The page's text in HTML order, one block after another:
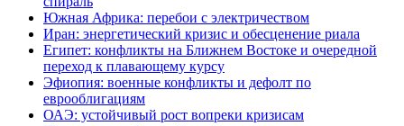
Южная Африка: перебои с электричеством
Иран: энергетический кризис и обесценение риала
Египет: конфликты на Ближнем Востоке и очередной
переход к плавающему курсу
Эфиопия: военные конфликты и дефолт по
еврооблигациям
ОАЭ: устойчивый рост вопреки кризисам